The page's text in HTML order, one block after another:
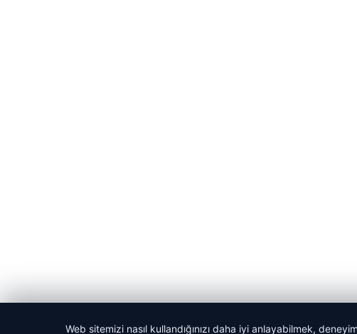
Web sitemizi nasıl kullandığınızı daha iyi anlayabilmek,